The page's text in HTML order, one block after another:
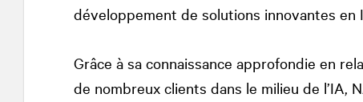
développement de solutions innovantes en
Grâce à sa connaissance approfondie en
de nombreux clients dans le milieu de l’IA,